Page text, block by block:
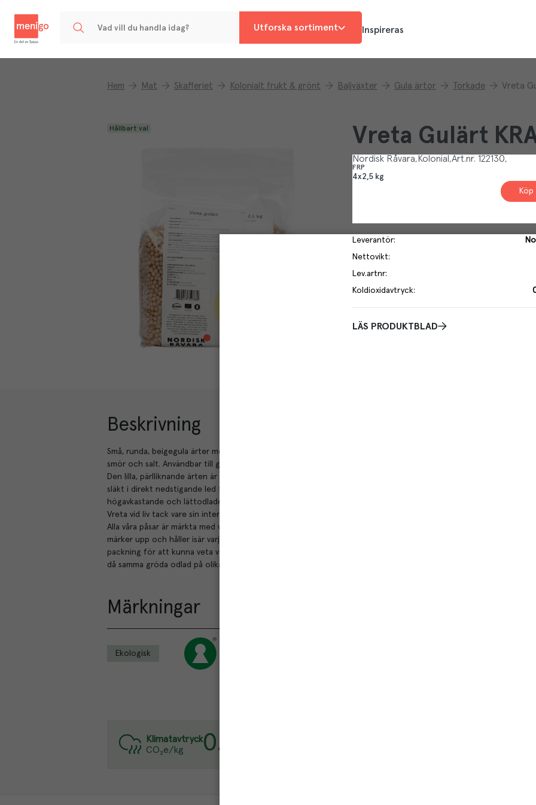
Utforska sortiment Inspireras
Hem Mat Skafferiet Kolonialt frukt & grönt Baljväxter Gula ärtor Torkade Vreta
Vreta Gulärt
Nordisk Råvara Kolonial Art.nr. 122130
FRP
4x2,5 kg
Köp
Leverantör:
Nettovikt:
Lev.artnr:
Koldioxidavtryck:
LÄS PRODUKTBLAD
Hållbart val
Beskrivning
Små, runda, beigegula ärter med intensivt ärtig smak. Vreta gulärt är mycket god i sig själv med
smör och salt. Användbar till grytor, soppor, krämer och eleganta anrättningar.
Den lilla, pärlliknande ärten är en viktig del i klassisk svensk husmanskost. Vreta är unik i att vara
släkt i direkt nedstigande led från äldre svenska lantsorter. I konkurrens av andra
högavkastande och lättodlade sorter försvann den från åkrarna. Öländska ärtodlare har hållit
Vreta vid liv tack vare sin intensiva och rena smak.
Alla våra påsar är märkta med vem som odlat, vilken gård, i vilken jord och på vilket sätt. Vi
märker upp och håller isär varje skörd genom hela kedjan från torkning och rensning till
packning för att kunna veta var och hur varje frö är odlat. Det ger trygghet och är intressant
då samma gröda odlad på olika jordar får olika karaktär.
Märkningar
Ekologisk
Klimatavtryck
CO₂e/kg
0.3